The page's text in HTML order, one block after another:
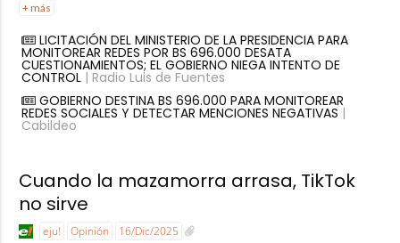
+ más
LICITACIÓN DEL MINISTERIO DE LA PRESIDENCIA PARA
MONITOREAR REDES POR BS 696.000 DESATA
CUESTIONAMIENTOS; EL GOBIERNO NIEGA INTENTO DE
CONTROL| Radio Luis de Fuentes
GOBIERNO DESTINA BS 696.000 PARA MONITOREAR
REDES SOCIALES Y DETECTAR MENCIONES NEGATIVAS |
Cabildeo
Cuando la mazamorra arrasa, TikTok
no sirve
eju! Opinión 16/Dic/2025